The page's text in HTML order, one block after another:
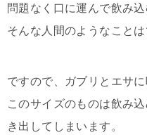
問題なく口に運んで飲み
そんな人間のようなことは
ですので、ガブリとエサ
このサイズのものは飲み
き出してしまいます。